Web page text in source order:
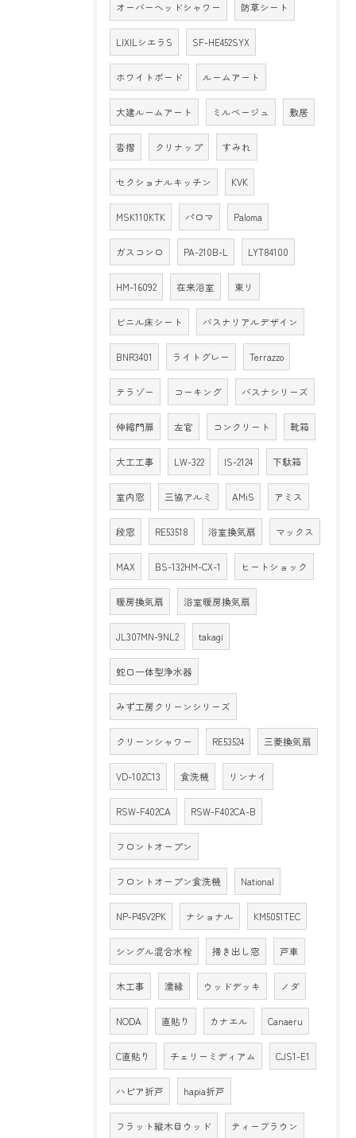
オーバーヘッドシャワー 防草シート
LIXILシエラS SF-HE452SYX
ホワイトボード ルームアート
大建ルームアート ミルベージュ 敷居
沓摺 クリナップ すみれ
セクショナルキッチン KVK
MSK110KTK パロマ Paloma
ガスコンロ PA-210B-L LYT84100
HM-16092 在来浴室 東リ
ビニル床シート バスナリアルデザイン
BNR3401 ライトグレー Terrazzo
テラゾー コーキング バスナシリーズ
伸縮門扉 左官 コンクリート 靴箱
大工工事 LW-322 IS-2124 下駄箱
室内窓 三協アルミ AMiS アミス
段窓 RE53518 浴室換気扇 マックス
MAX BS-132HM-CX-1 ヒートショック
暖房換気扇 浴室暖房換気扇
JL307MN-9NL2 takagi
蛇口一体型浄水器
みず工房クリーンシリーズ
クリーンシャワー RE53524 三菱換気扇
VD-10ZC13 食洗機 リンナイ
RSW-F402CA RSW-F402CA-B
フロントオープン
フロントオープン食洗機 National
NP-P45V2PK ナショナル KM5051TEC
シングル混合水栓 掃き出し窓 戸車
木工事 濡縁 ウッドデッキ ノダ
NODA 直貼り カナエル Canaeru
C直貼り チェリーミディアム CJS1-E1
ハピア折戸 hapia折戸
フラット縦木目ウッド ティーブラウン